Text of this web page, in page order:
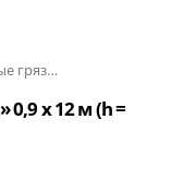
Ячеистые грязезащитные покрытия «Змейка» (Zig-Zag)
х 12 м (h =